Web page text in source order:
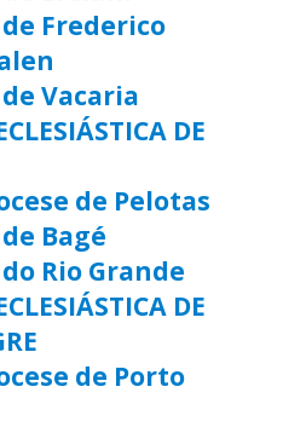
Frederico
Vacaria
DE
de Pelotas
Bagé
Rio Grande
DE
de Porto